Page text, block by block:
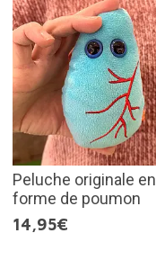
Peluche originale en
forme de poumon
14,95€